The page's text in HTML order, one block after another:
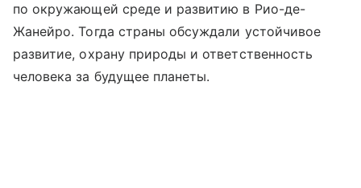
по окружающей среде и развитию в Рио-де-
Жанейро. Тогда страны обсуждали устойчивое
развитие, охрану природы и ответственность
человека за будущее планеты.